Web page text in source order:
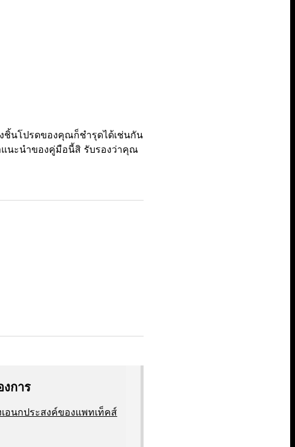
ชิ้นโปรดของคุณก็ชำรุดได้เช่นกัน
แนะนำของคู่มือนี้สิ รับรองว่าคุณ
การ
เอนกประสงค์ของแพทเท็คส์